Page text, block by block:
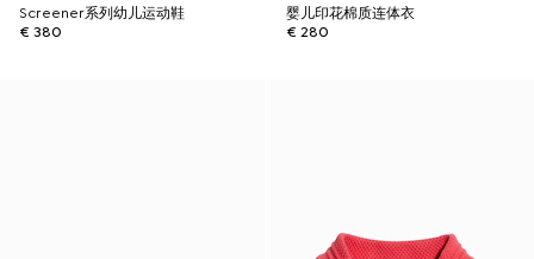
Screener系列幼儿运动鞋
€ 380
婴儿印花棉质连体衣
€ 280